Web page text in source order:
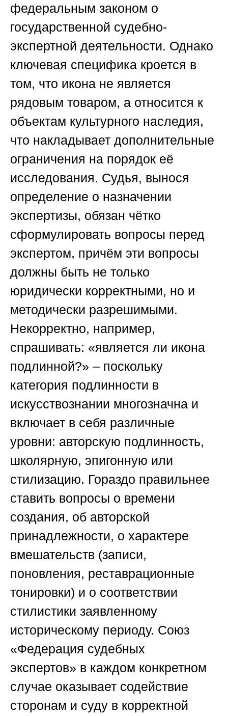
федеральным законом о
государственной судебно-
экспертной деятельности. Однако
ключевая специфика кроется в
том, что икона не является
рядовым товаром, а относится к
объектам культурного наследия,
что накладывает дополнительные
ограничения на порядок её
исследования. Судья, вынося
определение о назначении
экспертизы, обязан чётко
сформулировать вопросы перед
экспертом, причём эти вопросы
должны быть не только
юридически корректными, но и
методически разрешимыми.
Некорректно, например,
спрашивать: «является ли икона
подлинной?» – поскольку
категория подлинности в
искусствознании многозначна и
включает в себя различные
уровни: авторскую подлинность,
школярную, эпигонную или
стилизацию. Гораздо правильнее
ставить вопросы о времени
создания, об авторской
принадлежности, о характере
вмешательств (записи,
поновления, реставрационные
тонировки) и о соответствии
стилистики заявленному
историческому периоду. Союз
«Федерация судебных
экспертов» в каждом конкретном
случае оказывает содействие
сторонам и суду в корректной